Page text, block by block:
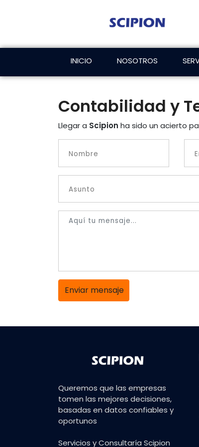
INICIO NOSOTROS
Contabilidad y
Llegar a Scipion ha sido un acierto
Enviar mensaje
Queremos que las empresas
tomen las mejores decisiones,
basadas en datos confiables y
oportunos
Servicios y Consultaría Scipion